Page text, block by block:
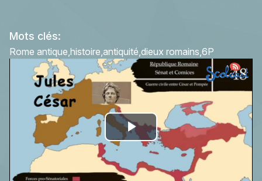
Mots clés:
Rome antique histoire antiquité dieux romains 6P
Play
Video